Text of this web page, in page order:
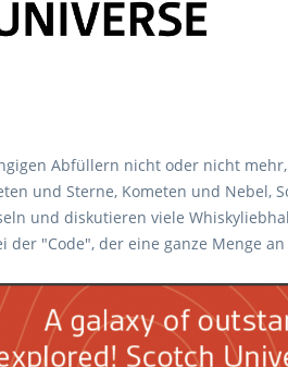
Abfüllern nicht oder nicht
und Sterne, Kometen und Nebel,
und diskutieren viele
"Code", der eine ganze Menge